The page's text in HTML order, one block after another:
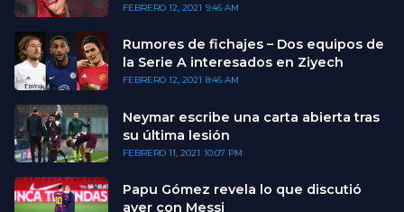
FEBRERO 12, 2021 9:46 AM
Rumores de fichajes – Dos equipos de
la Serie A interesados en Ziyech
FEBRERO 12, 2021 8:46 AM
Neymar escribe una carta abierta tras
su última lesión
FEBRERO 11, 2021 10:07 PM
Papu Gómez revela lo que discutió
ayer con Messi